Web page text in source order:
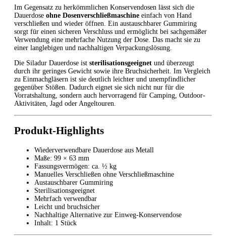
Im Gegensatz zu herkömmlichen Konservendosen lässt sich die
Dauerdose ohne Dosenverschließmaschine einfach von Hand
verschließen und wieder öffnen. Ein austauschbarer Gummiring
sorgt für einen sicheren Verschluss und ermöglicht bei sachgemäßer
Verwendung eine mehrfache Nutzung der Dose. Das macht sie zu
einer langlebigen und nachhaltigen Verpackungslösung.
Die Siladur Dauerdose ist sterilisationsgeeignet und überzeugt
durch ihr geringes Gewicht sowie ihre Bruchsicherheit. Im Vergleich
zu Einmachgläsern ist sie deutlich leichter und unempfindlicher
gegenüber Stößen. Dadurch eignet sie sich nicht nur für die
Vorratshaltung, sondern auch hervorragend für Camping, Outdoor-
Aktivitäten, Jagd oder Angeltouren.
Produkt-Highlights
Wiederverwendbare Dauerdose aus Metall
Maße: 99 × 63 mm
Fassungsvermögen: ca. ½ kg
Manuelles Verschließen ohne Verschließmaschine
Austauschbarer Gummiring
Sterilisationsgeeignet
Mehrfach verwendbar
Leicht und bruchsicher
Nachhaltige Alternative zur Einweg-Konservendose
Inhalt: 1 Stück